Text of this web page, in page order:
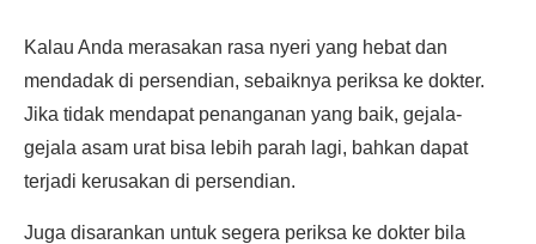
Kalau Anda merasakan rasa nyeri yang hebat dan
mendadak di persendian, sebaiknya periksa ke dokter.
Jika tidak mendapat penanganan yang baik, gejala-
gejala asam urat bisa lebih parah lagi, bahkan dapat
terjadi kerusakan di persendian.
Juga disarankan untuk segera periksa ke dokter bila